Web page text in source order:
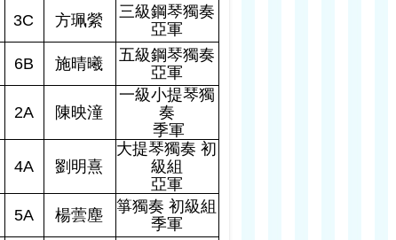
3C 方珮縈
三級鋼琴獨奏
亞軍
6B 施晴曦
五級鋼琴獨奏
亞軍
2A 陳映潼
一級小提琴獨
奏
季軍
4A 劉明熹
大提琴獨奏 初
級組
亞軍
5A 楊蕓塵
箏獨奏 初級組
季軍